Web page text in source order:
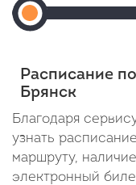
Отправление:
Расписание
Брянск
Благодаря
узнать
маршруту,
электронный